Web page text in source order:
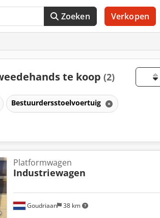
Zoeken Verkopen
te koop (2)
Bestuurdersstoelvoertuig
Goudriaan 38 km
Platformwagen
Industriewagen